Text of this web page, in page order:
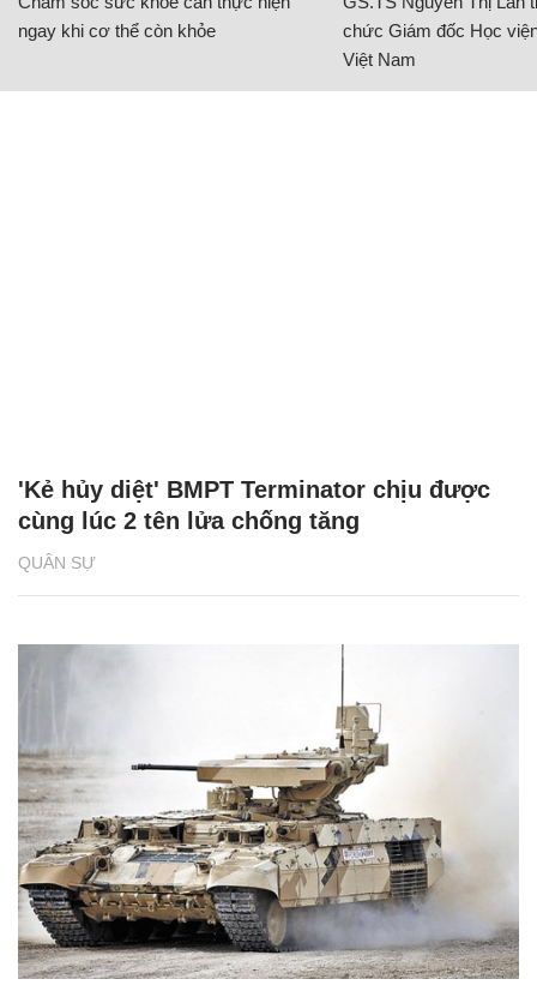
ngay khi cơ thể còn khỏe
chức Giám đốc Học
Việt Nam
QUÂN SỰ
'Kẻ hủy diệt' BMPT Terminator chịu được
cùng lúc 2 tên lửa chống tăng